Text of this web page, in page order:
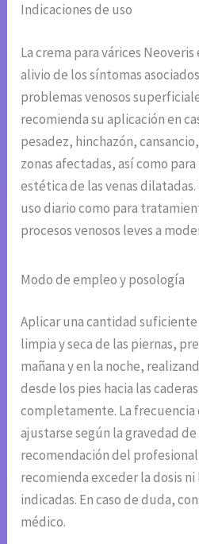
Indicaciones de uso
La crema para várices
alivio de los síntomas
problemas venosos
recomienda su aplicación en
pesadez, hinchazón,
zonas afectadas, así como
estética de las venas
uso diario como para
procesos venosos leves a
Modo de empleo y posología
Aplicar una cantidad
limpia y seca de las piernas,
mañana y en la noche,
desde los pies hacia las
completamente. La
ajustarse según la gravedad
recomendación del profesional
recomienda exceder la dosis
indicadas. En caso de duda,
médico.